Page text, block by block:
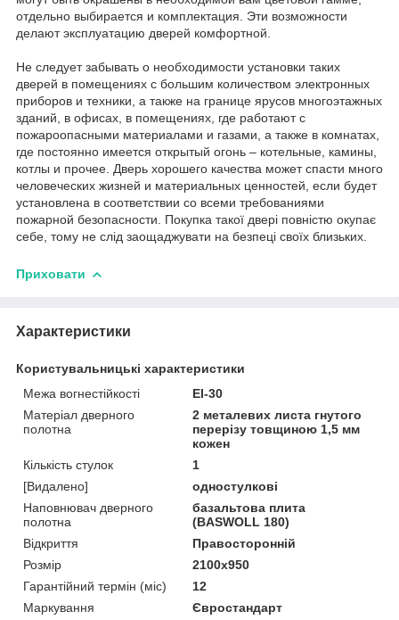
отдельно выбирается и комплектация. Эти возможности
делают эксплуатацию дверей комфортной.
Не следует забывать о необходимости установки таких
дверей в помещениях с большим количеством электронных
приборов и техники, а также на границе ярусов многоэтажных
зданий, в офисах, в помещениях, где работают с
пожароопасными материалами и газами, а также в комнатах,
где постоянно имеется открытый огонь – котельные, камины,
котлы и прочее. Дверь хорошего качества может спасти много
человеческих жизней и материальных ценностей, если будет
установлена в соответствии со всеми требованиями
пожарной безопасности. Покупка такої двері повністю окупає
себе, тому не слід заощаджувати на безпеці своїх близьких.
Приховати
Характеристики
Користувальницькі характеристики
Межа вогнестійкості
ЕІ-30
Матеріал дверного
полотна
2 металевих листа гнутого
перерізу товщиною 1,5 мм
кожен
Кількість стулок
1
[Видалено]
одностулкові
Наповнювач дверного
полотна
базальтова плита
(BASWOLL 180)
Відкриття
Правосторонній
Розмір
2100х950
Гарантійний термін (міс)
12
Маркування
Євростандарт